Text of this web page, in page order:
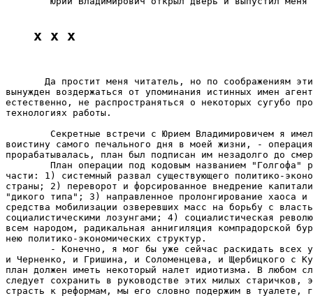
x x x
Да простит меня читатель, но по соображениям
вынужден воздержаться от упоминания истинных имен
естественно, не распространяться о некоторых сугубо
технологиях работы.
Секретные встречи с Юрием Владимировичем я
воистину самого печального дня в моей жизни, -
прорабатывалась, план был подписан им незадолго до
План операции под кодовым названием "Голгофа"
части: 1) системный развал существующего политико-
страны; 2) переворот и форсированное внедрение
"дикого типа"; 3) направленное пролонгирование хаоса и
средства мобилизации озверевших масс на борьбу с
социалистическими лозунгами; 4) социалистическая
всем народом, радикальная аннигиляция компрадорской
нею политико-экономических структур.
- Конечно, я мог бы уже сейчас раскидать всех
и Черненко, и Гришина, и Соломенцева, и Щербицкого с
план должен иметь некоторый налет идиотизма. В любом
следует сохранить в руководстве этих милых старичков,
страсть к реформам, мы его словно подержим в туалете,